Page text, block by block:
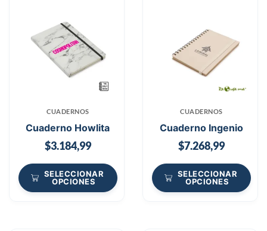
CUADERNOS
Cuaderno Howlita
$3.184,99
SELECCIONAR
OPCIONES
CUADERNOS
Cuaderno Ingenio
$7.268,99
SELECCIONAR
OPCIONES